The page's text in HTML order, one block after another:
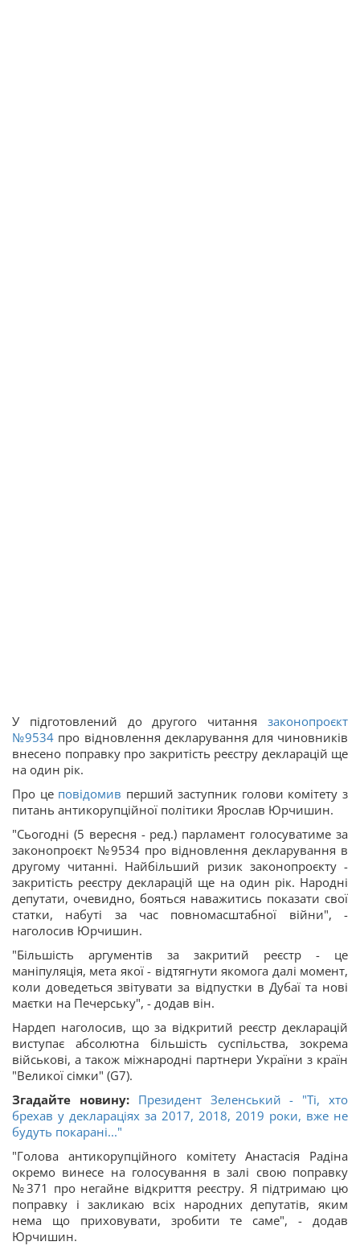
У підготовлений до другого читання законопроєкт
№9534 про відновлення декларування для чиновників
внесено поправку про закритість реєстру декларацій ще
на один рік.
Про це повідомив перший заступник голови комітету з
питань антикорупційної політики Ярослав Юрчишин.
"Сьогодні (5 вересня - ред.) парламент голосуватиме за
законопроєкт №9534 про відновлення декларування в
другому читанні. Найбільший ризик законопроєкту -
закритість реєстру декларацій ще на один рік. Народні
депутати, очевидно, бояться наважитись показати свої
статки, набуті за час повномасштабної війни", -
наголосив Юрчишин.
"Більшість аргументів за закритий реєстр - це
маніпуляція, мета якої - відтягнути якомога далі момент,
коли доведеться звітувати за відпустки в Дубаї та нові
маєтки на Печерську", - додав він.
Нардеп наголосив, що за відкритий реєстр декларацій
виступає абсолютна більшість суспільства, зокрема
військові, а також міжнародні партнери України з країн
"Великої сімки" (G7).
Згадайте новину: Президент Зеленський - "Ті, хто
брехав у деклараціях за 2017, 2018, 2019 роки, вже не
будуть покарані..."
"Голова антикорупційного комітету Анастасія Радіна
окремо винесе на голосування в залі свою поправку
№371 про негайне відкриття реєстру. Я підтримаю цю
поправку і закликаю всіх народних депутатів, яким
нема що приховувати, зробити те саме", - додав
Юрчишин.